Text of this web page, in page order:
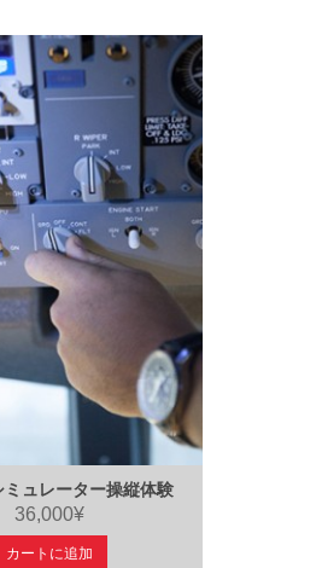
ュレーター操縦体験
36,000¥
カートに追加